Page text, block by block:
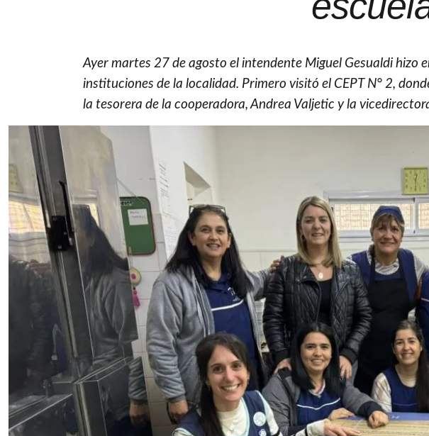
Ayer martes 27 de agosto el intendente Miguel Gesualdi hizo
instituciones de la localidad. Primero visitó el CEPT N° 2,
la tesorera de la cooperadora, Andrea Valjetic y la